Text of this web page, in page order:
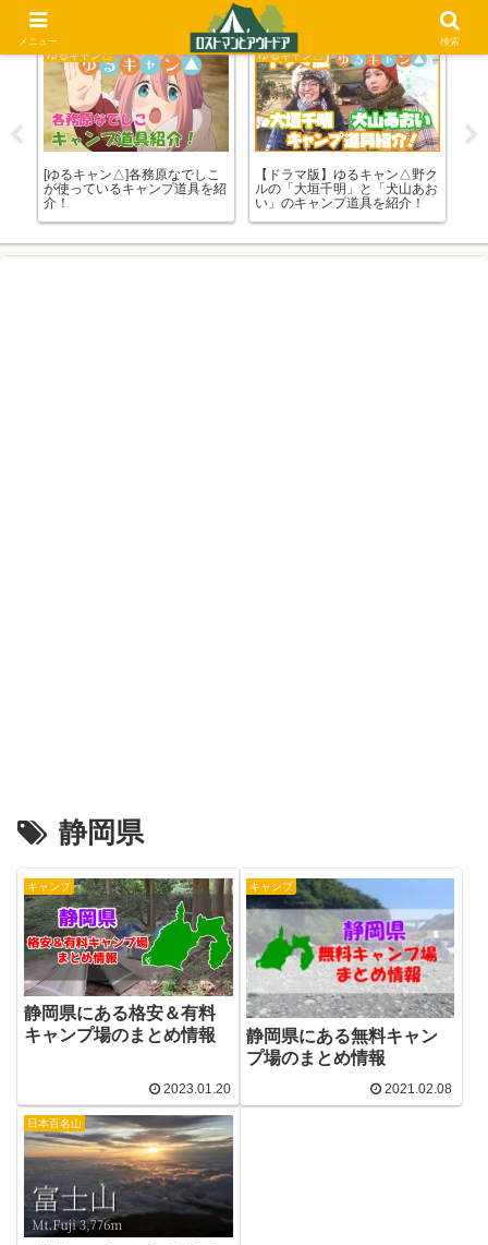
ゆるキャン△
[ゆるキャン△]各務原なでしこ
が使っているキャンプ道具を紹
介！
ゆるキャン△
【ドラマ版】ゆるキャン△野ク
ルの「大垣千明」と「犬山あお
い」のキャンプ道具を紹介！
比
静岡県
キャンプ
静岡県にある格安＆有料
キャンプ場のまとめ情報
2023.01.20
キャンプ
静岡県にある無料キャン
プ場のまとめ情報
2021.02.08
日本百名山
メニュー 検索